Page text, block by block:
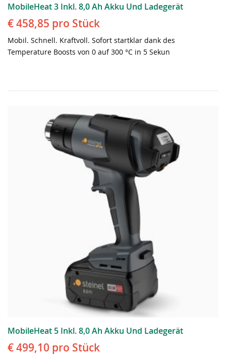
MobileHeat 3 Inkl. 8,0 Ah Akku Und Ladegerät
€ 458,85 pro Stück
Mobil. Schnell. Kraftvoll. Sofort startklar dank des
Temperature Boosts von 0 auf 300 °C in 5 Sekun
MobileHeat 5 Inkl. 8,0 Ah Akku Und Ladegerät
€ 499,10 pro Stück